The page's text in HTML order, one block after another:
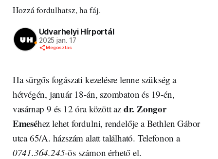
Hozzá fordulhatsz, ha fáj.
Udvarhelyi Hírportál
2025 jan. 17
Megosztás
Ha sürgős fogászati kezelésre lenne szükség a
hétvégén, január 18-án, szombaton és 19-én,
vasárnap 9 és 12 óra között az dr. Zongor
Emeséhez lehet fordulni, rendelője a Bethlen Gábor
utca 65/A. házszám alatt található. Telefonon a
0741.364.245-ös számon érhető el.